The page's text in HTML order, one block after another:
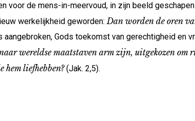
voor de mens-in-meervoud, in zijn beeld
werkelijkheid geworden:Dan worden de oren
Gods toekomst van gerechtigheid en
wereldse maatstaven arm zijn, uitgekozen om
liefhebben?(Jak. 2,5).